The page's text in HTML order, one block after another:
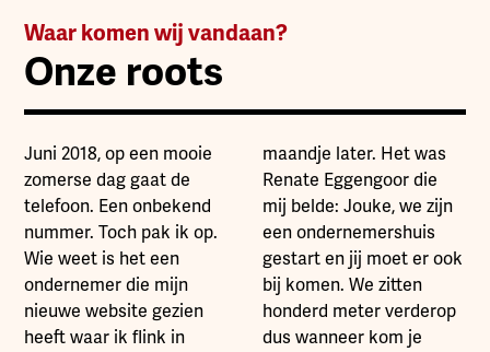
Waar komen wij vandaan?
Onze roots
Juni 2018, op een mooie
zomerse dag gaat de
telefoon. Een onbekend
nummer. Toch pak ik op.
Wie weet is het een
ondernemer die mijn
nieuwe website gezien
heeft waar ik flink in
maandje later. Het was
Renate Eggengoor die
mij belde: Jouke, we zijn
een ondernemershuis
gestart en jij moet er ook
bij komen. We zitten
honderd meter verderop
dus wanneer kom je